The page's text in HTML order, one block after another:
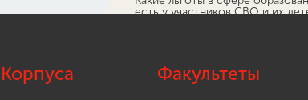
есть у участников СВО и их
Кружковая деятельность в
университете
Корпуса Факультеты